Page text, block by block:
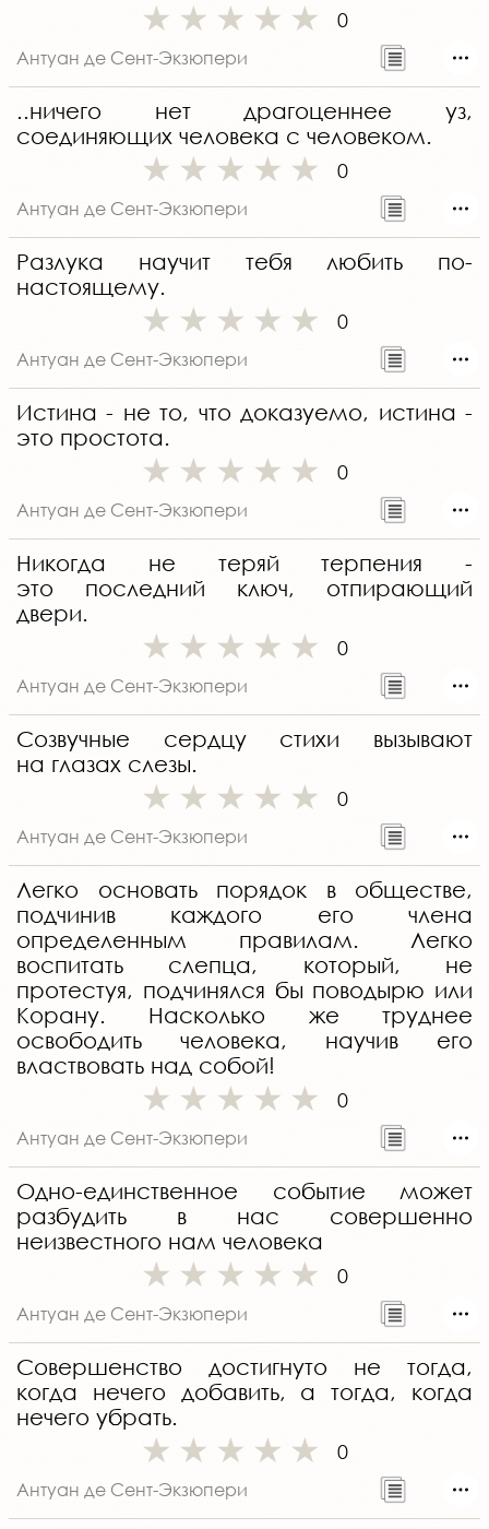
0
Антуан де Сент-Экзюпери
..ничего нет драгоценнее уз,
соединяющих человека с человеком.
0
Антуан де Сент-Экзюпери
Разлука научит тебя любить по-
настоящему.
0
Антуан де Сент-Экзюпери
Истина - не то, что доказуемо, истина -
это простота.
0
Антуан де Сент-Экзюпери
Никогда не теряй терпения -
это последний ключ, отпирающий
двери.
0
Антуан де Сент-Экзюпери
Созвучные сердцу стихи вызывают
на глазах слезы.
0
Антуан де Сент-Экзюпери
Легко основать порядок в обществе,
подчинив каждого его члена
определенным правилам. Легко
воспитать слепца, который, не
протестуя, подчинялся бы поводырю или
Корану. Насколько же труднее
освободить человека, научив его
властвовать над собой!
0
Антуан де Сент-Экзюпери
Одно-единственное событие может
разбудить в нас совершенно
неизвестного нам человека
0
Антуан де Сент-Экзюпери
Совершенство достигнуто не тогда,
когда нечего добавить, а тогда, когда
нечего убрать.
0
Антуан де Сент-Экзюпери